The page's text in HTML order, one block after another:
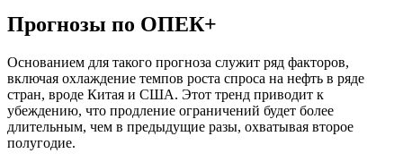
Прогнозы по ОПЕК+
Основанием для такого прогноза служит ряд факторов,
включая охлаждение темпов роста спроса на нефть в ряде
стран, вроде Китая и США. Этот тренд приводит к
убеждению, что продление ограничений будет более
длительным, чем в предыдущие разы, охватывая второе
полугодие.